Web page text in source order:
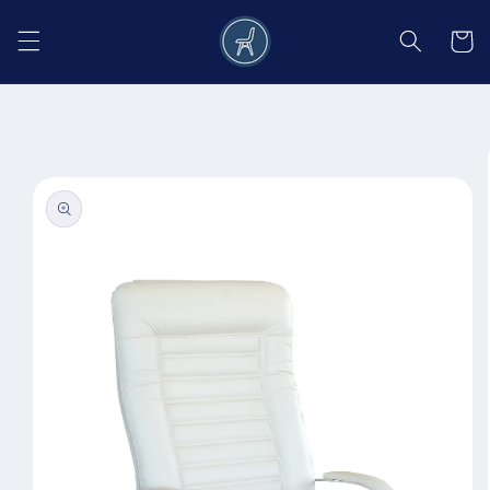
conținut
Coș
produs